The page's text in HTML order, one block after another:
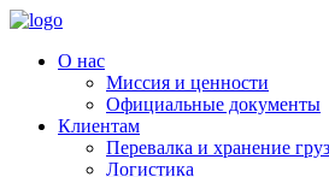
О нас
Миссия и ценности
Официальные документы
Клиентам
Перевалка и хранение
Логистика